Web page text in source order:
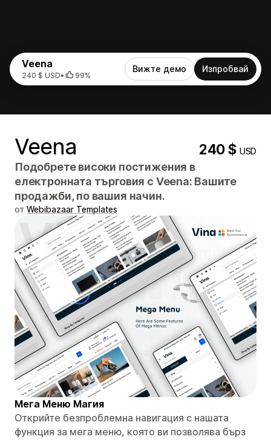
Veena
240 $ USD• 99%
Вижте демо Изпробвай
Veena 240 $USD
Подобрете високи постижения в
електронната търговия с Veena: Вашите
продажби, по вашия начин.
от Webibazaar Templates
Мега Меню Магия
Открийте безпроблемна навигация с нашата
функция за мега меню, която ви позволява бърз